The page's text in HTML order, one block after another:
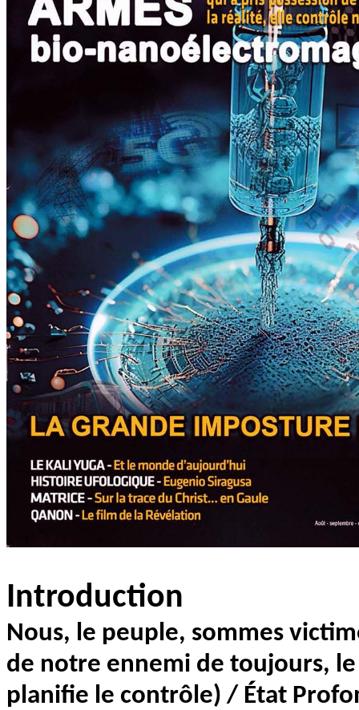
Introduction
Nous, le peuple, sommes
de notre ennemi de toujours,
planifie le contrôle) / État